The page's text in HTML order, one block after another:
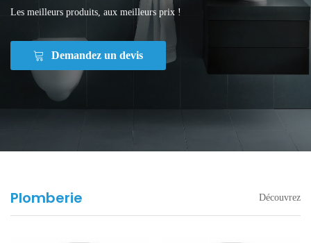
Les meilleurs produits, aux meilleurs prix !
Demandez un devis
Plomberie Découvrez